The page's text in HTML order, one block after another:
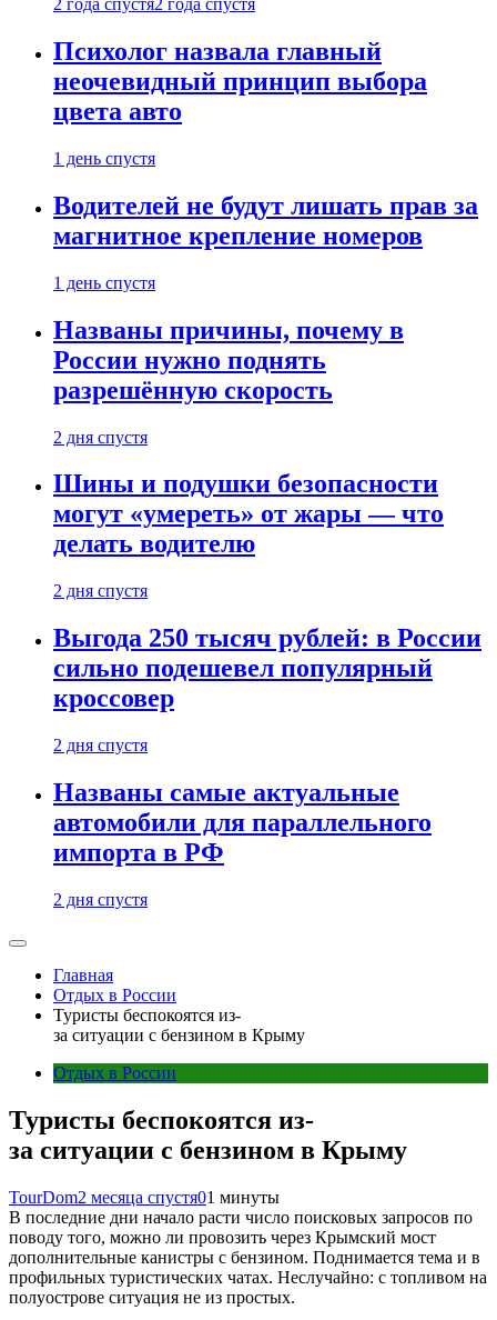
2 года спустя2 года спустя
Психолог назвала главный
неочевидный принцип выбора
цвета авто
1 день спустя
Водителей не будут лишать прав за
магнитное крепление номеров
1 день спустя
Названы причины, почему в
России нужно поднять
разрешённую скорость
2 дня спустя
Шины и подушки безопасности
могут «умереть» от жары — что
делать водителю
2 дня спустя
Выгода 250 тысяч рублей: в России
сильно подешевел популярный
кроссовер
2 дня спустя
Названы самые актуальные
автомобили для параллельного
импорта в РФ
2 дня спустя
Главная
Отдых в России
Туристы беспокоятся из-
за ситуации с бензином в Крыму
Отдых в России
Туристы беспокоятся из-
за ситуации с бензином в Крыму
TourDom2 месяца спустя01 минуты
В последние дни начало расти число поисковых запросов по
поводу того, можно ли провозить через Крымский мост
дополнительные канистры с бензином. Поднимается тема и в
профильных туристических чатах. Неслучайно: с топливом на
полуострове ситуация не из простых.